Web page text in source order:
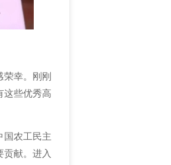
幸。刚刚
这些优秀高
国农工民主
献。进入